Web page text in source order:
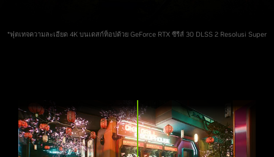
*ฟุตเทจความละเอียด 4K บนเดสก์ท็อปด้วย GeForce RTX ซีรีส์ 30 DLSS 2 Resolusi Super